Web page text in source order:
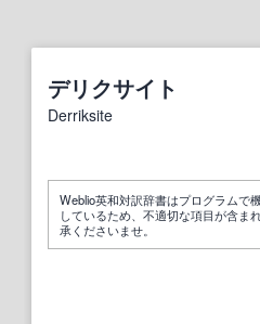
デリクサイト
Derriksite
Weblio英和対訳辞書はプログラムで
しているため、不適切な項目が含ま
承くださいませ。